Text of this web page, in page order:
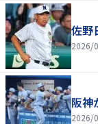
佐野
2026/
阪神
2026/